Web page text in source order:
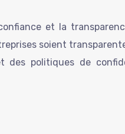
et la
soient
politiques de